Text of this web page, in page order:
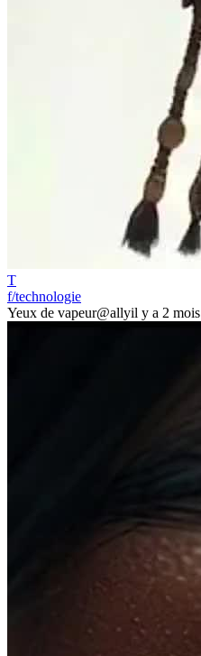
T
f/technologie
Yeux de vapeur@allyil y a 2 mois